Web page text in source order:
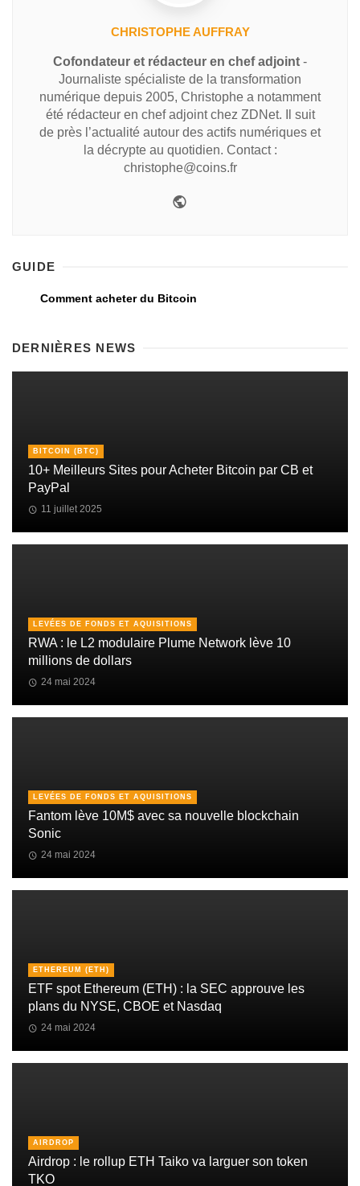
CHRISTOPHE AUFFRAY
Cofondateur et rédacteur en chef adjoint -
Journaliste spécialiste de la transformation
numérique depuis 2005, Christophe a notamment
été rédacteur en chef adjoint chez ZDNet. Il suit
de près l’actualité autour des actifs numériques et
la décrypte au quotidien. Contact :
christophe@coins.fr
GUIDE
Comment acheter du Bitcoin
DERNIÈRES NEWS
BITCOIN (BTC)
10+ Meilleurs Sites pour Acheter Bitcoin par CB et
PayPal
11 juillet 2025
LEVÉES DE FONDS ET AQUISITIONS
RWA : le L2 modulaire Plume Network lève 10
millions de dollars
24 mai 2024
LEVÉES DE FONDS ET AQUISITIONS
Fantom lève 10M$ avec sa nouvelle blockchain
Sonic
24 mai 2024
ETHEREUM (ETH)
ETF spot Ethereum (ETH) : la SEC approuve les
plans du NYSE, CBOE et Nasdaq
24 mai 2024
AIRDROP
Airdrop : le rollup ETH Taiko va larguer son token
TKO